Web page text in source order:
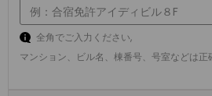
全角でご入力ください,
マンション、ビル名、棟番号、号室などは正